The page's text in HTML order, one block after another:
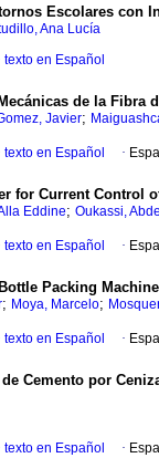
Escolares con
Ana Lucía
texto en Español
de la Fibra
Javier;
texto en Español ·
for Current Control
Eddine; Oukassi,
texto en Español ·
Packing Machine
; Moya, Marcelo;
texto en Español ·
Cemento por
texto en Español ·